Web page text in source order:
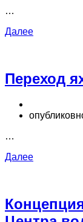
…
Далее
Переход
…
Далее